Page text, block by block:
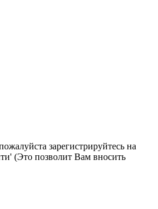
зарегистрируйтесь на
(Это позволит Вам вносить